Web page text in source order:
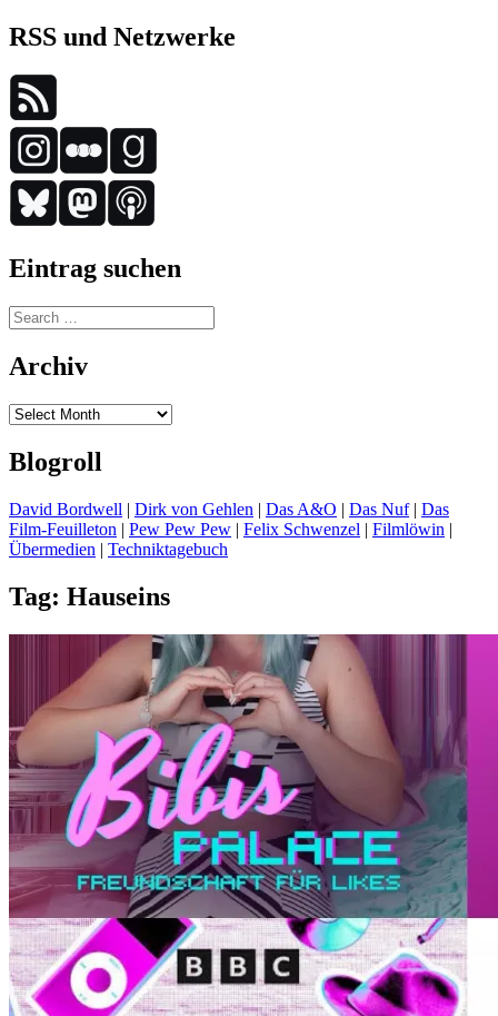
RSS und Netzwerke
Eintrag suchen
Search
for:
Archiv
Archiv
Blogroll
David Bordwell | Dirk von Gehlen | Das A&O | Das Nuf| Das
Film-Feuilleton | Pew Pew Pew | Felix Schwenzel | Filmlöwin |
Übermedien | Techniktagebuch
Tag: Hauseins